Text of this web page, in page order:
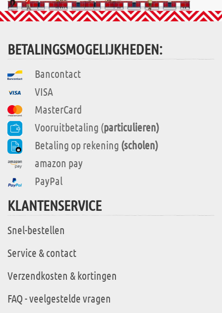
BETALINGSMOGELIJKHEDEN:
Bancontact
VISA
MasterCard
Vooruitbetaling (particulieren)
Betaling op rekening (scholen)
amazon pay
PayPal
KLANTENSERVICE
Snel-bestellen
Service & contact
Verzendkosten & kortingen
FAQ - veelgestelde vragen